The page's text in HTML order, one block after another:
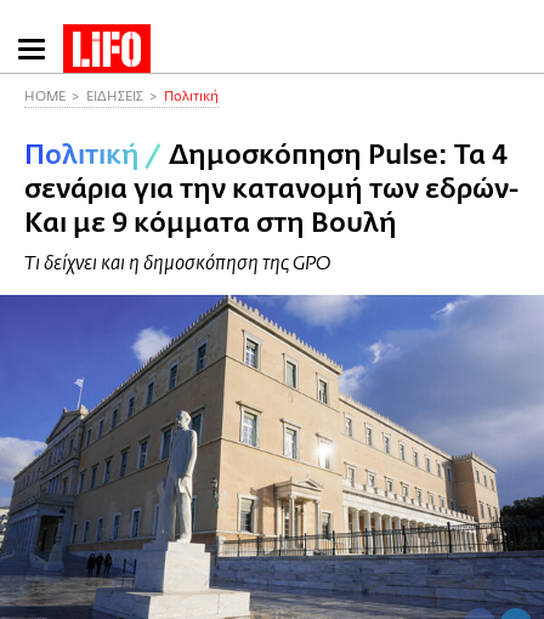
Παράκαμψη
προς
περιεχόμενο
HOME ΕΙΔΗΣΕΙΣ Πολιτική
Πολιτική / Δημοσκόπηση Pulse: Τα 4
σενάρια για την κατανομή των εδρών-
Και με 9 κόμματα στη Βουλή
Τι δείχνει και η δημοσκόπηση της GPO